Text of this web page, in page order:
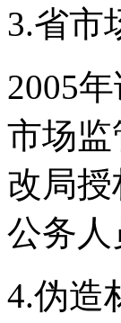
3.省市
2005
市场
改局
公务人
4.伪造